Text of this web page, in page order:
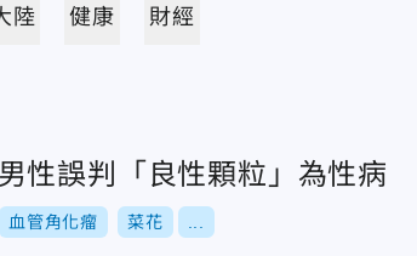
陸 健康 財經
性誤判「良性顆粒」為性病
血管角化瘤 菜花